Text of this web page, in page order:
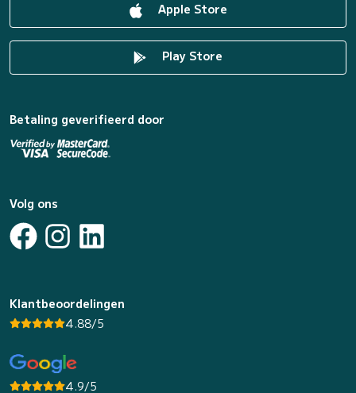
Apple Store
Play Store
Betaling geverifieerd door
Volg ons
Klantbeoordelingen
4.88/5
4.9/5